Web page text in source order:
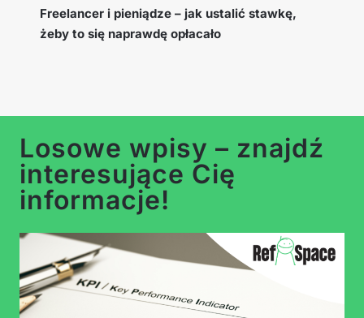
Cookie window, EPC i konwersja – słowniczek
pojęć afiliacyjnych, które musisz znać
Losowe wpisy – znajdź
interesujące Cię
informacje!